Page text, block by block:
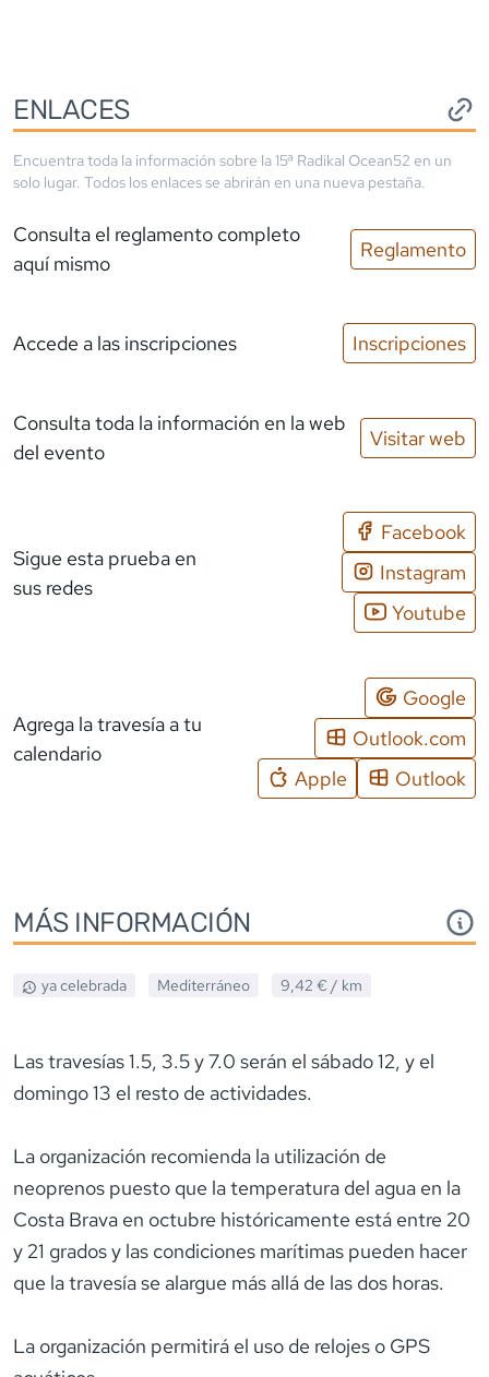
ENLACES
Encuentra toda la información sobre la15ª Radikal Ocean52 en un
solo lugar. Todos los enlaces se abrirán en una nueva pestaña.
Consulta el reglamento completo
aquí mismo
Reglamento
Accede a las inscripciones Inscripciones
Consulta toda la información en la web
del evento
Visitar web
Sigue esta prueba en
sus redes
Facebook
Instagram
Youtube
Agrega la travesía a tu
calendario
Google
Outlook.com
Apple
Outlook
MÁS INFORMACIÓN
ya celebrada Mediterráneo 9,42 € / km
Las travesías 1.5, 3.5 y 7.0 serán el sábado 12, y el
domingo 13 el resto de actividades.
La organización recomienda la utilización de
neoprenos puesto que la temperatura del agua en la
Costa Brava en octubre históricamente está entre 20
y 21 grados y las condiciones marítimas pueden hacer
que la travesía se alargue más allá de las dos horas.
La organización permitirá el uso de relojes o GPS